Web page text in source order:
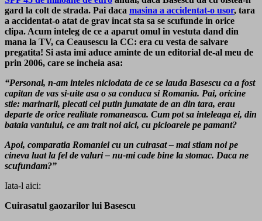
gard la colt de strada. Pai daca masina a accidentat-o usor, tara
a accidentat-o atat de grav incat sta sa se scufunde in orice
clipa. Acum inteleg de ce a aparut omul in vestuta dand din
mana la TV, ca Ceausescu la CC: era cu vesta de salvare
pregatita! Si asta imi aduce aminte de un editorial de-al meu de
prin 2006, care se incheia asa:
“Personal, n-am inteles niciodata de ce se lauda Basescu ca a fost
capitan de vas si-uite asa o sa conduca si Romania. Pai, oricine
stie: marinarii, plecati cel putin jumatate de an din tara, erau
departe de orice realitate romaneasca. Cum pot sa inteleaga ei, din
bataia vantului, ce am trait noi aici, cu picioarele pe pamant?
Apoi, comparatia Romaniei cu un cuirasat – mai stiam noi pe
cineva luat la fel de valuri – nu-mi cade bine la stomac. Daca ne
scufundam?”
Iata-l aici:
Cuirasatul gaozarilor lui Basescu